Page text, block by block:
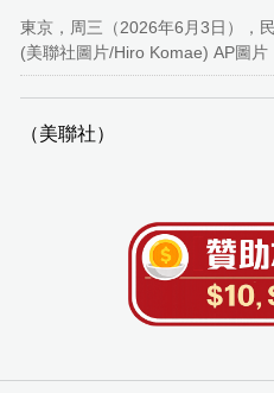
東京，周三（2026年6月3日），
(美聯社圖片/Hiro Komae) AP圖片
（美聯社）